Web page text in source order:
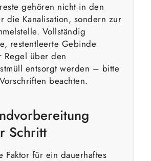
gehören nicht in den
die Kanalisation, sondern zur
Vollständig
restentleerte Gebinde
Regel über den
entsorgt werden – bitte
beachten.
Schritt
Faktor für ein dauerhaftes